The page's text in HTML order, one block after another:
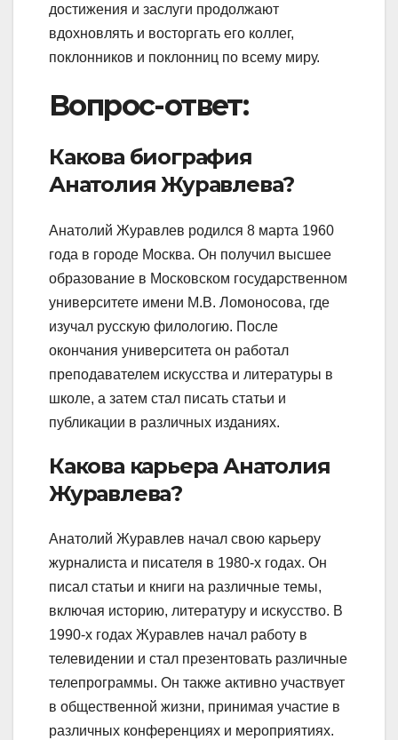
достижения и заслуги продолжают
вдохновлять и восторгать его коллег,
поклонников и поклонниц по всему миру.
Вопрос-ответ:
Какова биография
Анатолия Журавлева?
Анатолий Журавлев родился 8 марта 1960
года в городе Москва. Он получил высшее
образование в Московском государственном
университете имени М.В. Ломоносова, где
изучал русскую филологию. После
окончания университета он работал
преподавателем искусства и литературы в
школе, а затем стал писать статьи и
публикации в различных изданиях.
Какова карьера Анатолия
Журавлева?
Анатолий Журавлев начал свою карьеру
журналиста и писателя в 1980-х годах. Он
писал статьи и книги на различные темы,
включая историю, литературу и искусство. В
1990-х годах Журавлев начал работу в
телевидении и стал презентовать различные
телепрограммы. Он также активно участвует
в общественной жизни, принимая участие в
различных конференциях и мероприятиях.